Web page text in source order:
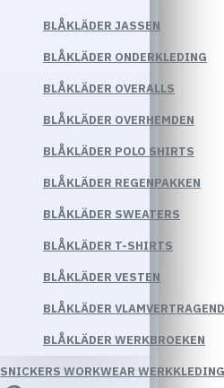
BLÅKLÄDER JASSEN
BLÅKLÄDER ONDERKLEDING
BLÅKLÄDER OVERALLS
BLÅKLÄDER OVERHEMDEN
BLÅKLÄDER POLO SHIRTS
BLÅKLÄDER REGENPAKKEN
BLÅKLÄDER SWEATERS
BLÅKLÄDER T-SHIRTS
BLÅKLÄDER VESTEN
BLÅKLÄDER
BLÅKLÄDER WERKBROEKEN
SNICKERS WORKWEAR WERKKLEDING